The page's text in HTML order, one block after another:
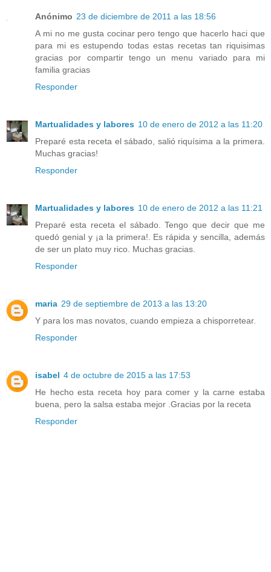
Anónimo 23 de diciembre de 2011 a las 18:56
A mi no me gusta cocinar pero tengo que hacerlo haci que
para mi es estupendo todas estas recetas tan riquisimas
gracias por compartir tengo un menu variado para mi
familia gracias
Responder
Martualidades y labores 10 de enero de 2012 a las 11:20
Preparé esta receta el sábado, salió riquísima a la primera.
Muchas gracias!
Responder
Martualidades y labores 10 de enero de 2012 a las 11:21
Preparé esta receta el sábado. Tengo que decir que me
quedó genial y ¡a la primera!. Es rápida y sencilla, además
de ser un plato muy rico. Muchas gracias.
Responder
maria 29 de septiembre de 2013 a las 13:20
Y para los mas novatos, cuando empieza a chisporretear.
Responder
isabel 4 de octubre de 2015 a las 17:53
He hecho esta receta hoy para comer y la carne estaba
buena, pero la salsa estaba mejor .Gracias por la receta
Responder